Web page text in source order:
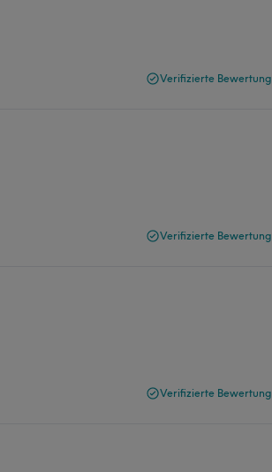
Verifizierte Bewertung
Verifizierte Bewertung
Verifizierte Bewertung